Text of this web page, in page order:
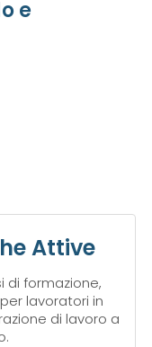
e
Attive
di formazione,
lavoratori in
di lavoro a